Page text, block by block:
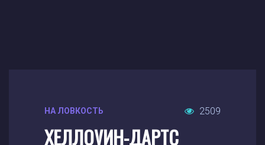
НА ЛОВКОСТЬ 2509
ХЕЛЛОУИН-ДАРТС